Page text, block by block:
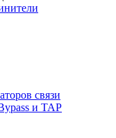
связи
и TAP